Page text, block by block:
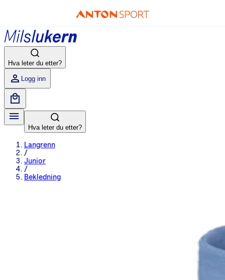
Hva leter du etter?
Logg inn
Hva leter du etter?
Langrenn
/
Junior
/
Bekledning